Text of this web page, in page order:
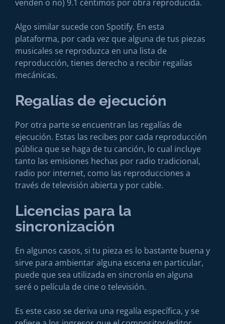
venden o no) 9.1 céntimos por obra reproducida.
Algo similar sucede con Spotify. En esta
plataforma, por cada vez que alguna de tus piezas
musicales se reproduzca en una lista de
reproducción, tienes derecho a recibir regalías
mecánicas.
Regalías de ejecución
Por otra parte se encuentran las regalías de
ejecución. Estas las recibes por cada reproducción
pública que se haga de tu canción, lo cual incluye
tanto las emisiones hechas por radio tradicional,
radio por internet, como las reproducciones a
través de televisión abierta y por cable.
Licencias para la
sincronización
En algunos casos, si tu pieza es lo bastante buena y
sirve para ambientar alguna escena en particular,
puede que sea utilizada en sincronía en alguna
seré o película de cine o televisión.
Es este caso se deriva una regalía específica, y se